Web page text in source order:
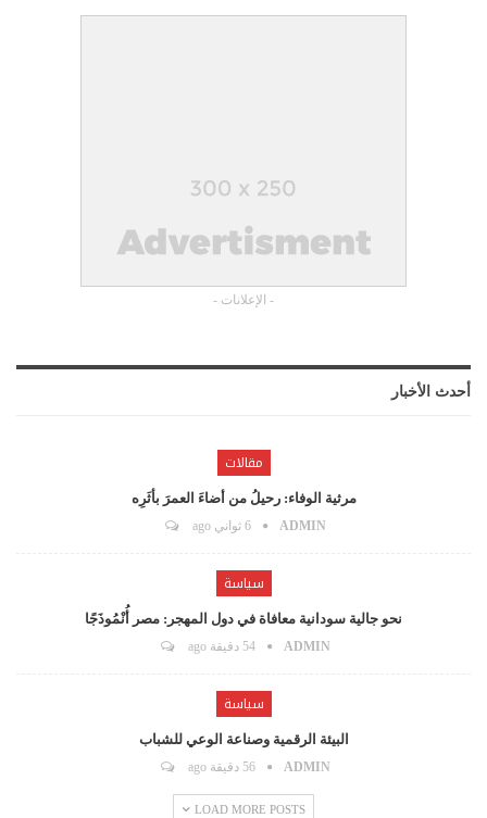
- الإعلانات -
أحدث الأخبار
مقالات
مرثية الوفاء: رحيلُ من أضاءَ العمرَ بأثَرِه
ADMIN 6 ثواني ago
سياسة
نحو جالية سودانية معافاة في دول المهجر: مصر أُنْمُوذَجًا
ADMIN 54 دقيقة ago
سياسة
البيئة الرقمية وصناعة الوعي للشباب
ADMIN 56 دقيقة ago
LOAD MORE POSTS